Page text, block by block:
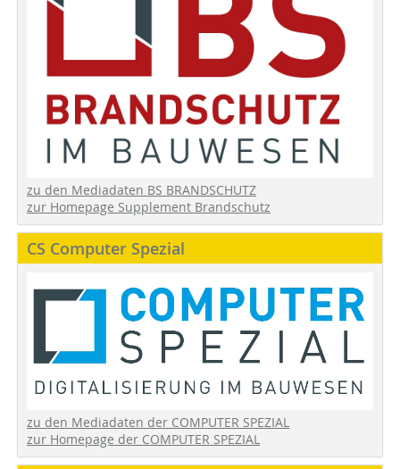
zu den Mediadaten BS BRANDSCHUTZ
zur Homepage Supplement Brandschutz
CS Computer Spezial
zu den Mediadaten der COMPUTER SPEZIAL
zur Homepage der COMPUTER SPEZIAL